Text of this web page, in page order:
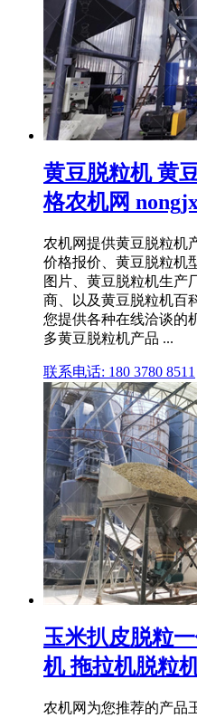
黄豆脱粒机 黄
格农机网
农机网提供黄豆脱粒机
价格报价、黄豆脱粒机
图片、黄豆脱粒机生产
商、以及黄豆脱粒机百
您提供各种在线洽谈的
多黄豆脱粒机产品 ...
联系电话: 180 3780 8511
玉米扒皮脱粒
机 拖拉机脱粒
农机网为您推荐的产品